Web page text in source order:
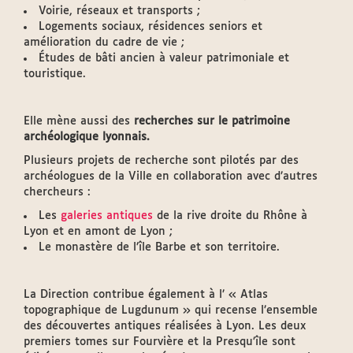
Voirie, réseaux et transports ;
Logements sociaux, résidences seniors et
amélioration du cadre de vie ;
Études de bâti ancien à valeur patrimoniale et
touristique.
Elle mène aussi des recherches sur le patrimoine
archéologique lyonnais.
Plusieurs projets de recherche sont pilotés par des
archéologues de la Ville en collaboration avec d’autres
chercheurs :
Les galeries antiques de la rive droite du Rhône à
Lyon et en amont de Lyon ;
Le monastère de l’île Barbe et son territoire.
La Direction contribue également à l’ « Atlas
topographique de Lugdunum » qui recense l’ensemble
des découvertes antiques réalisées à Lyon. Les deux
premiers tomes sur Fourvière et la Presqu’île sont